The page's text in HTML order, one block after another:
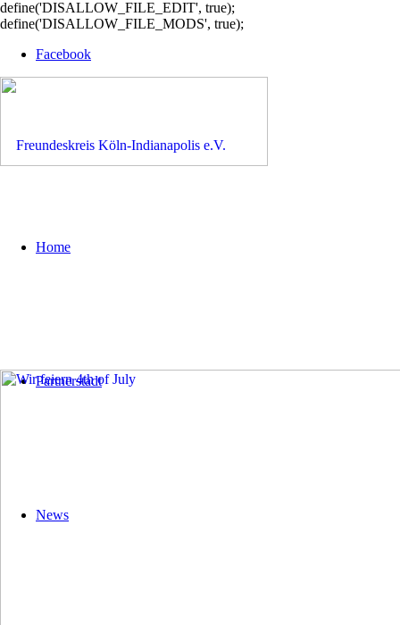
define('DISALLOW_FILE_EDIT', true);
define('DISALLOW_FILE_MODS', true);
Facebook
Home
Partnerstadt
News